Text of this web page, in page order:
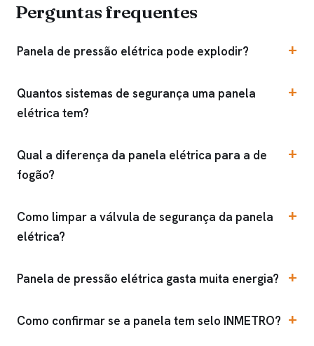
Perguntas frequentes
Panela de pressão elétrica pode explodir?
Quantos sistemas de segurança uma panela
elétrica tem?
Qual a diferença da panela elétrica para a de
fogão?
Como limpar a válvula de segurança da panela
elétrica?
Panela de pressão elétrica gasta muita energia?
Como confirmar se a panela tem selo INMETRO?